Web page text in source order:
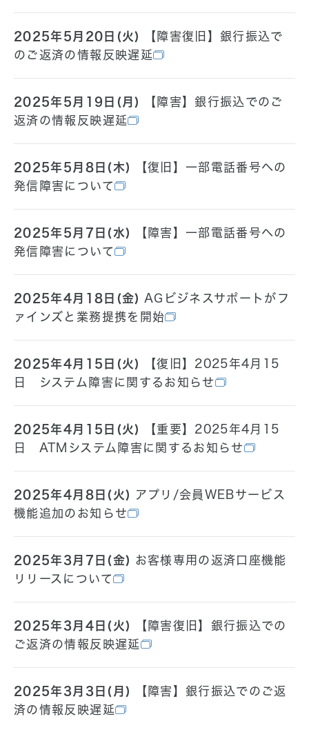
2025年5月20日(火)
【障害復旧】銀行振込で
のご返済の情報反映遅延
2025年5月19日(月)
【障害】銀行振込でのご
返済の情報反映遅延
2025年5月8日(木)
【復旧】一部電話番号への
発信障害について
2025年5月7日(水)
【障害】一部電話番号への
発信障害について
2025年4月18日(金) AGビジネスサポートがフ
ァインズと業務提携を開始
2025年4月15日(火)
【復旧】2025年4月15
日 システム障害に関するお知らせ
2025年4月15日(火)
【重要】2025年4月15
日 ATMシステム障害に関するお知らせ
2025年4月8日(火)
アプリ/会員WEBサービス
機能追加のお知らせ
2025年3月7日(金) お客様専用の返済口座機能
リリースについて
2025年3月4日(火)
【障害復旧】銀行振込での
ご返済の情報反映遅延
2025年3月3日(月)
【障害】銀行振込でのご返
済の情報反映遅延